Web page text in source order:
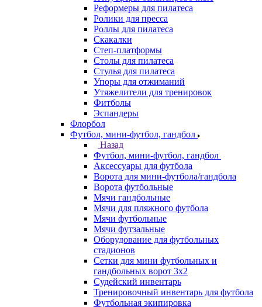
Реформеры для пилатеса
Ролики для пресса
Роллы для пилатеса
Скакалки
Степ-платформы
Столы для пилатеса
Стулья для пилатеса
Упоры для отжиманий
Утяжелители для тренировок
Фитболы
Эспандеры
Флорбол
Футбол, мини-футбол, гандбол
Назад
Футбол, мини-футбол, гандбол
Аксессуары для футбола
Ворота для мини-футбола/гандбола
Ворота футбольные
Мячи гандбольные
Мячи для пляжного футбола
Мячи футбольные
Мячи футзальные
Оборудование для футбольных
стадионов
Сетки для мини футбольных и
гандбольных ворот 3х2
Судейский инвентарь
Тренировочный инвентарь для футбола
Футбольная экипировка